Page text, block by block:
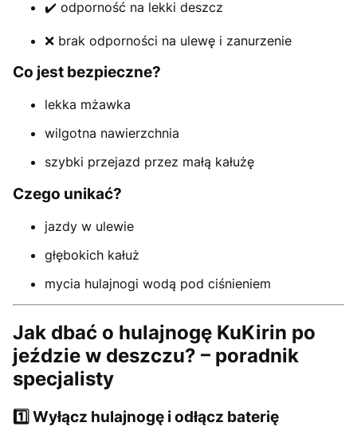
✔️ odporność na lekki deszcz
❌ brak odporności na ulewę i zanurzenie
Co jest bezpieczne?
lekka mżawka
wilgotna nawierzchnia
szybki przejazd przez małą kałużę
Czego unikać?
jazdy w ulewie
głębokich kałuż
mycia hulajnogi wodą pod ciśnieniem
Jak dbać o hulajnogę KuKirin po
jeździe w deszczu? – poradnik
specjalisty
1️⃣ Wyłącz hulajnogę i odłącz baterię